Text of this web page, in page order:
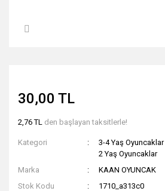
30,00 TL
2,76 TL den başlayan taksitlerle!
Kategori 3-4 Yaş Oyuncaklar
2 Yaş Oyuncaklar
Marka
KAAN OYUNCAK
Stok Kodu
1710_a313c0